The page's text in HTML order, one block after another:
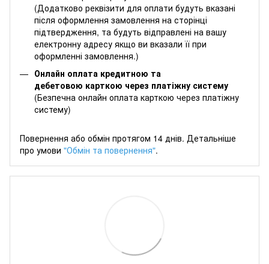
(Додатково реквізити для оплати будуть вказані
після оформлення замовлення на сторінці
підтвердження, та будуть відправлені на вашу
електронну адресу якщо ви вказали її при
оформленні замовлення.)
Онлайн оплата кредитною та
дебетовою карткою через платіжну систему
(Безпечна онлайн оплата карткою через платіжну
систему)
Повернення або обмін протягом 14 днів. Детальніше
про умови "Обмін та повернення".